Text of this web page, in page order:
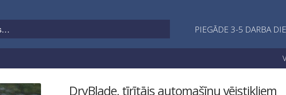
PIEGĀDE 3-5 DARBA
DryBlade, tīrītājs automašīnu vējstikliem